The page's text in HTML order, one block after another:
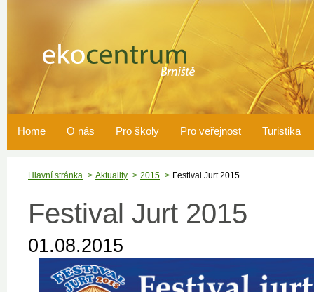
Home O nás Pro školy Pro veřejnost Turistika
Hlavní stránka Aktuality 2015 Festival Jurt 2015
Festival Jurt 2015
01.08.2015